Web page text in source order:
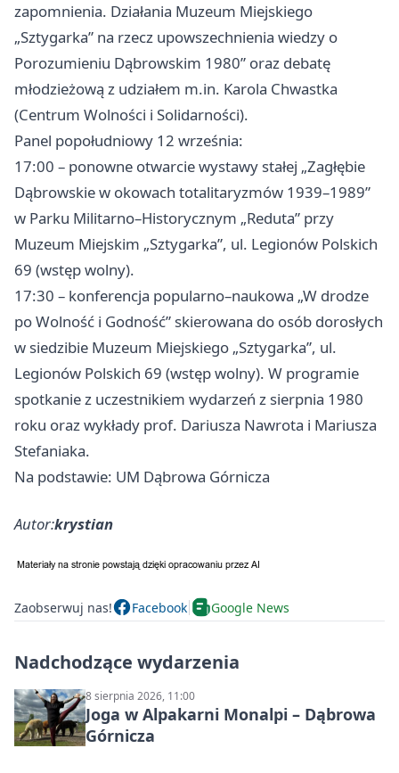
zapomnienia. Działania Muzeum Miejskiego
„Sztygarka” na rzecz upowszechnienia wiedzy o
Porozumieniu Dąbrowskim 1980” oraz debatę
młodzieżową z udziałem m.in. Karola Chwastka
(Centrum Wolności i Solidarności).
Panel popołudniowy 12 września:
17:00 – ponowne otwarcie wystawy stałej „Zagłębie
Dąbrowskie w okowach totalitaryzmów 1939–1989”
w Parku Militarno–Historycznym „Reduta” przy
Muzeum Miejskim „Sztygarka”, ul. Legionów Polskich
69 (wstęp wolny).
17:30 – konferencja popularno–naukowa „W drodze
po Wolność i Godność” skierowana do osób dorosłych
w siedzibie Muzeum Miejskiego „Sztygarka”, ul.
Legionów Polskich 69 (wstęp wolny). W programie
spotkanie z uczestnikiem wydarzeń z sierpnia 1980
roku oraz wykłady prof. Dariusza Nawrota i Mariusza
Stefaniaka.
Na podstawie: UM Dąbrowa Górnicza
Autor:krystian
Zaobserwuj nas! Facebook Google News
Nadchodzące wydarzenia
8 sierpnia 2026, 11:00
Joga w Alpakarni Monalpi – Dąbrowa
Górnicza